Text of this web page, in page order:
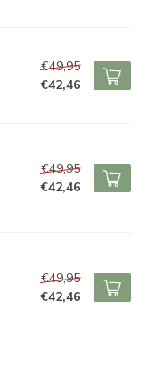
€49,95
€42,46
€49,95
€42,46
€49,95
€42,46